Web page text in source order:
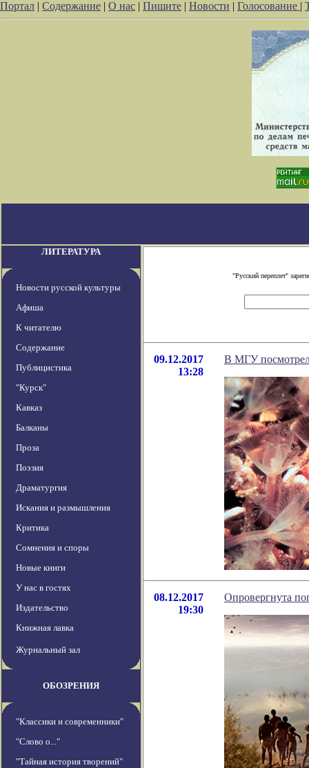
Портал | Содержание | О нас | Пишите | Новости | Голосование |
ЛИТЕРАТУРА
Новости русской культуры
Афиша
К читателю
Содержание
Публицистика
"Курск"
Кавказ
Балканы
Проза
Поэзия
Драматургия
Искания и размышления
Критика
Сомнения и споры
Новые книги
У нас в гостях
Издательство
Книжная лавка
Журнальный зал
ОБОЗРЕНИЯ
"Классики и современники"
"Слово о..."
"Тайная история творений"
"Русский переплет"
09.12.2017
13:28
В МГУ
08.12.2017
19:30
Опровергнута